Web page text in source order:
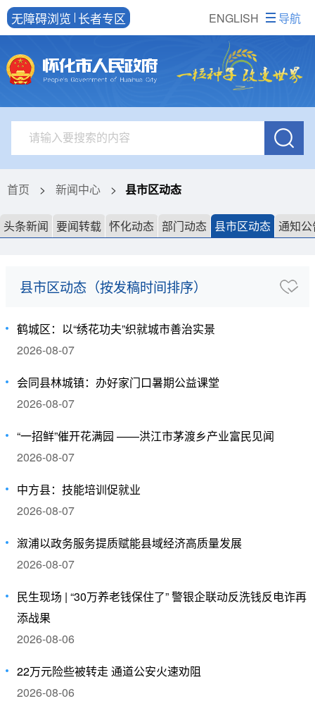
ENGLISH
无障碍浏览 长者专区 导航
首页 > 新闻中心 > 县市区动态
头条新闻 要闻转载 怀化动态 部门动态 县市区动态 通知公
县市区动态（按发稿时间排序）
鹤城区：以“绣花功夫”织就城市善治实景
2026-08-07
会同县林城镇：办好家门口暑期公益课堂
2026-08-07
“一招鲜”催开花满园 ——洪江市茅渡乡产业富民见闻
2026-08-07
中方县：技能培训促就业
2026-08-07
溆浦以政务服务提质赋能县域经济高质量发展
2026-08-07
民生现场 | “30万养老钱保住了” 警银企联动反洗钱反电诈再
添战果
2026-08-06
22万元险些被转走 通道公安火速劝阻
2026-08-06